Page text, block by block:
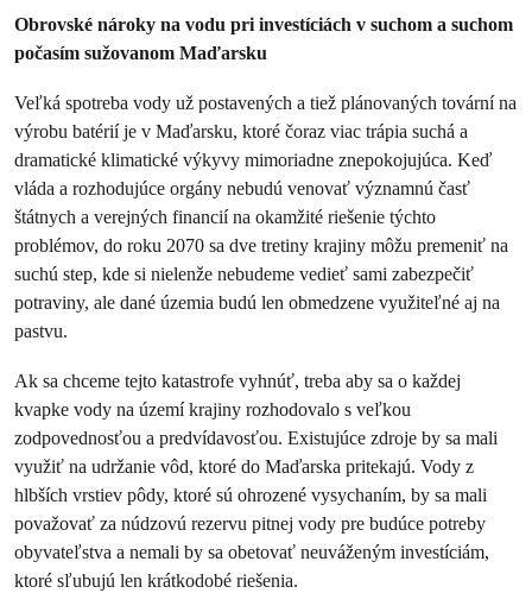
Obrovské nároky na vodu pri investíciách v suchom a suchom
počasím sužovanom Maďarsku
Veľká spotreba vody už postavených a tiež plánovaných tovární na
výrobu batérií je v Maďarsku, ktoré čoraz viac trápia suchá a
dramatické klimatické výkyvy mimoriadne znepokojujúca. Keď
vláda a rozhodujúce orgány nebudú venovať významnú časť
štátnych a verejných financií na okamžité riešenie týchto
problémov, do roku 2070 sa dve tretiny krajiny môžu premeniť na
suchú step, kde si nielenže nebudeme vedieť sami zabezpečiť
potraviny, ale dané územia budú len obmedzene využiteľné aj na
pastvu.
Ak sa chceme tejto katastrofe vyhnúť, treba aby sa o každej
kvapke vody na území krajiny rozhodovalo s veľkou
zodpovednosťou a predvídavosťou. Existujúce zdroje by sa mali
využiť na udržanie vôd, ktoré do Maďarska pritekajú. Vody z
hlbších vrstiev pôdy, ktoré sú ohrozené vysychaním, by sa mali
považovať za núdzovú rezervu pitnej vody pre budúce potreby
obyvateľstva a nemali by sa obetovať neuváženým investíciám,
ktoré sľubujú len krátkodobé riešenia.